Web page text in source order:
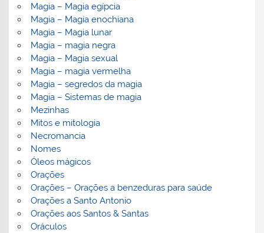
Magia – Magia egípcia
Magia – Magia enochiana
Magia – Magia lunar
Magia – magia negra
Magia – Magia sexual
Magia – magia vermelha
Magia – segredos da magia
Magia – Sistemas de magia
Mezinhas
Mitos e mitologia
Necromancia
Nomes
Óleos mágicos
Orações
Orações – Orações a benzeduras para saúde
Orações a Santo Antonio
Orações aos Santos & Santas
Oráculos